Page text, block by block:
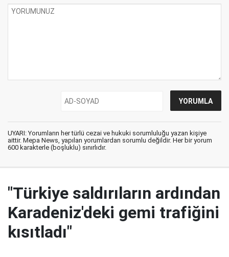
UYARI: Yorumların her türlü cezai ve hukuki sorumluluğu yazan kişiye
aittir. Mepa News, yapılan yorumlardan sorumlu değildir. Her bir yorum
600 karakterle (boşluklu) sınırlıdır.
"Türkiye saldırıların ardından
Karadeniz'deki gemi trafiğini
kısıtladı"